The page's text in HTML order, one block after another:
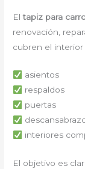
Eltapiz para
renovación,
cubren el
asientos
respaldos
puertas
interiores
El objetivo es